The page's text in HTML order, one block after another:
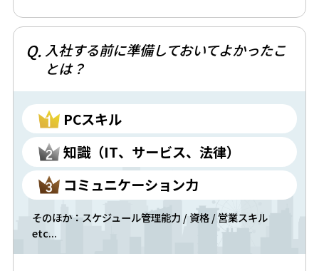
Q. 入社する前に準備しておいてよかったこ
とは？
PCスキル
知識（IT、サービス、法律）
コミュニケーション力
そのほか：スケジュール管理能力 / 資格 / 営業スキル
etc...